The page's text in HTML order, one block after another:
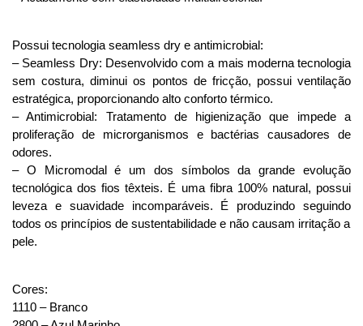
Possui tecnologia seamless dry e antimicrobial:
– Seamless Dry: Desenvolvido com a mais moderna tecnologia
sem costura, diminui os pontos de fricção, possui ventilação
estratégica, proporcionando alto conforto térmico.
– Antimicrobial: Tratamento de higienização que impede a
proliferação de microrganismos e bactérias causadores de
odores.
– O Micromodal é um dos símbolos da grande evolução
tecnológica dos fios têxteis. É uma fibra 100% natural, possui
leveza e suavidade incomparáveis. É produzindo seguindo
todos os princípios de sustentabilidade e não causam irritação a
pele.
Cores:
1110 – Branco